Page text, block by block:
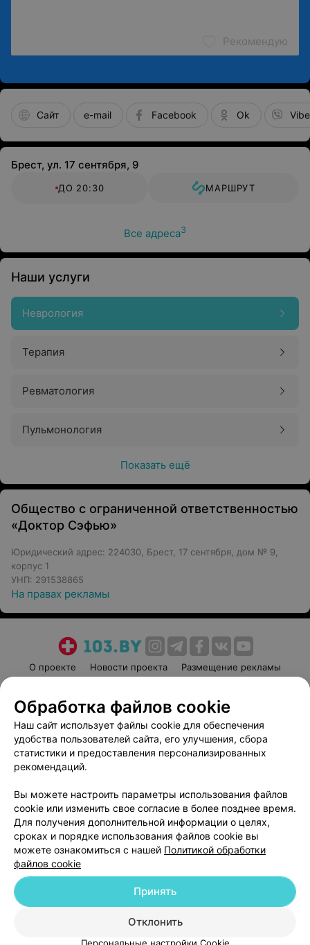
Рекомендую
Сайт e-mail Facebook Ok
Брест, ул. 17 сентября, 9
ДО 20:30 МАРШРУТ
Все адреса3
Наши услуги
Неврология
Терапия
Ревматология
Пульмонология
Показать ещё
Общество с ограниченной ответственностью
«Доктор Сэфью»
Юридический адрес: 224030, Брест, 17 сентября, дом № 9,
корпус 1
УНП: 291538865
На правах рекламы
О проекте Новости проекта
Размещение рекламы
Пользовательское соглашение
Способы оплаты
Вакансии
Партнеры
Написать руководителю 103.by
Обработка персональных данных
© 2026 ООО «Артокс Лаб», УНП 191700409
| 220012, Республика Беларусь,
Служба поддержки +375 291212755
Обработка файлов cookie
Наш сайт использует файлы cookie для обеспечения
удобства пользователей сайта, его улучшения, сбора
статистики и предоставления персонализированных
рекомендаций.
Вы можете настроить параметры использования файлов
cookie или изменить свое согласие в более позднее время.
Для получения дополнительной информации о целях,
сроках и порядке использования файлов cookie вы
можете ознакомиться с нашей Политикой обработки
файлов cookie
Отклонить
Принять